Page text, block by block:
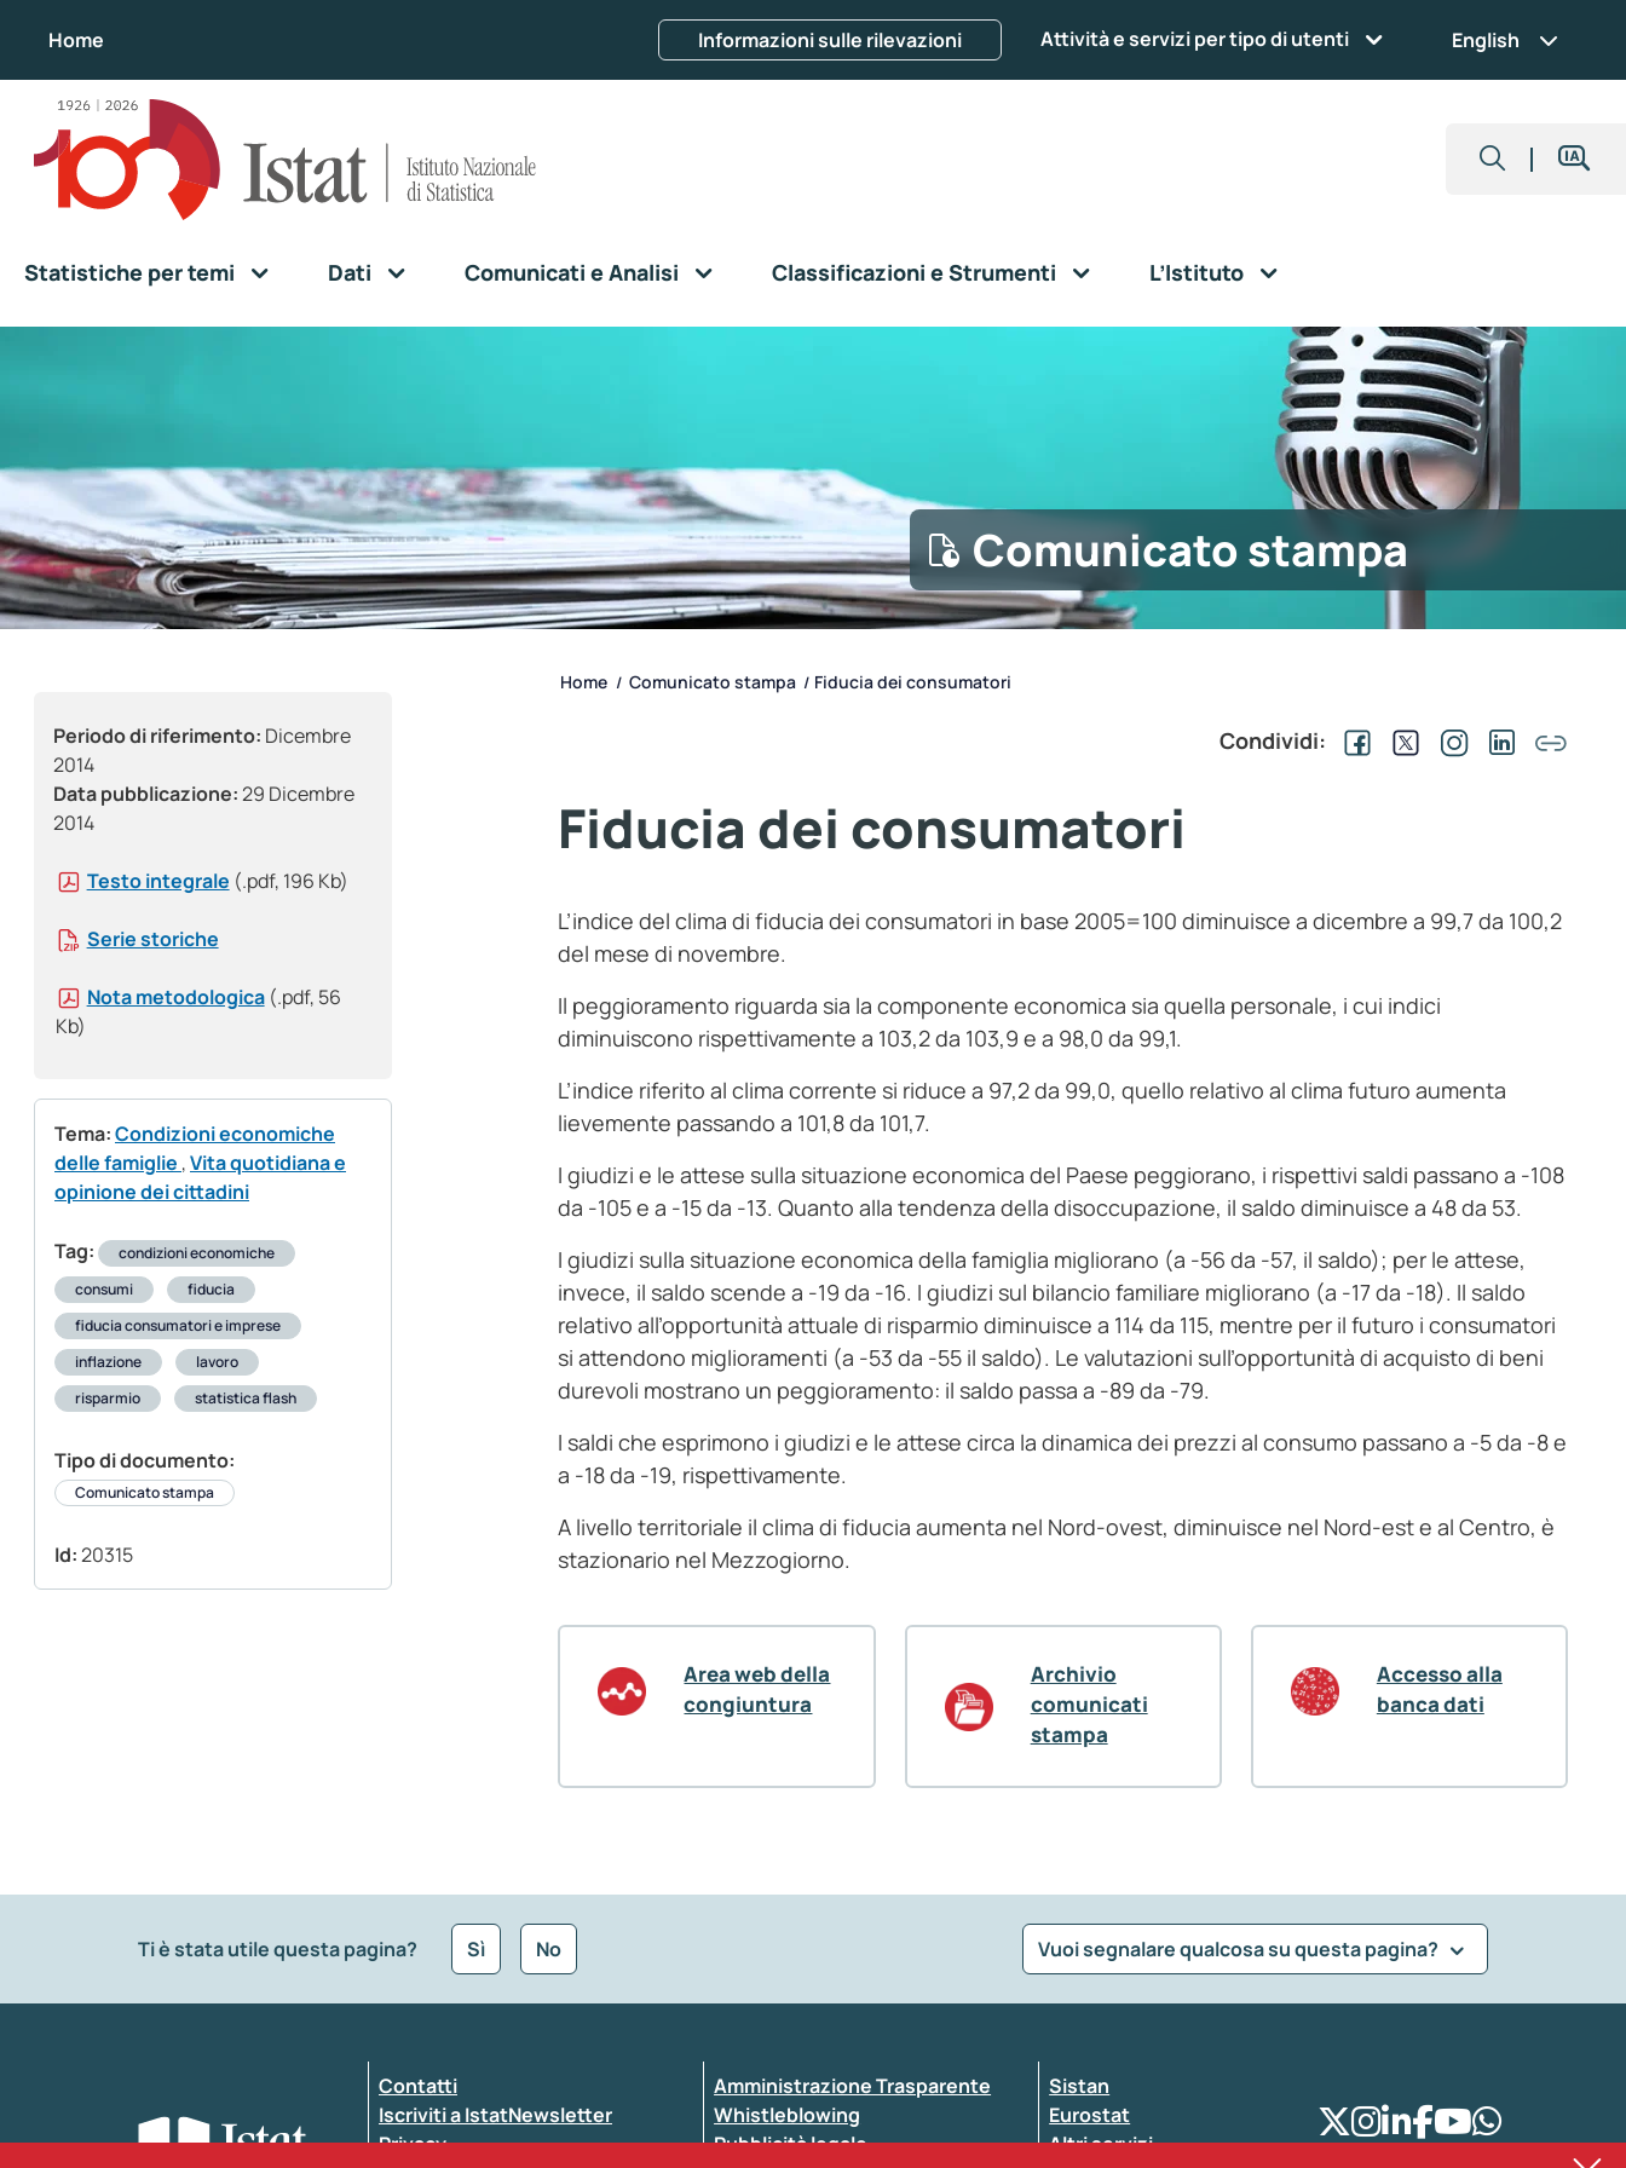
Home Informazioni sulle rilevazioni Attività e servizi per tipo di utenti English
Statistiche per temi Dati Comunicati e Analisi Classificazioni e Strumenti L’Istituto
Comunicato stampa
Periodo di riferimento: Dicembre
2014
Data pubblicazione:29 Dicembre
2014
Testo integrale (.pdf, 196 Kb)
Serie storiche
Nota metodologica (.pdf, 56
Kb)
Tema:Condizioni economiche
delle famiglie ,Vita quotidiana e
opinione dei cittadini
Tag:
condizioni economiche
consumi
fiducia
fiducia consumatori e imprese
inflazione
lavoro
risparmio
statistica flash
Tipo di documento:
Comunicato stampa
Id:20315
Home / Comunicato stampa / Fiducia dei consumatori
Condividi:
Fiducia dei consumatori
L’indice del clima di fiducia dei consumatori in base 2005=100 diminuisce a dicembre a 99,7 da 100,2
del mese di novembre.
Il peggioramento riguarda sia la componente economica sia quella personale, i cui indici
diminuiscono rispettivamente a 103,2 da 103,9 e a 98,0 da 99,1.
L’indice riferito al clima corrente si riduce a 97,2 da 99,0, quello relativo al clima futuro aumenta
lievemente passando a 101,8 da 101,7.
I giudizi e le attese sulla situazione economica del Paese peggiorano, i rispettivi saldi passano a -108
da -105 e a -15 da -13. Quanto alla tendenza della disoccupazione, il saldo diminuisce a 48 da 53.
I giudizi sulla situazione economica della famiglia migliorano (a -56 da -57, il saldo); per le attese,
invece, il saldo scende a -19 da -16. I giudizi sul bilancio familiare migliorano (a -17 da -18). Il saldo
relativo all’opportunità attuale di risparmio diminuisce a 114 da 115, mentre per il futuro i consumatori
si attendono miglioramenti (a -53 da -55 il saldo). Le valutazioni sull’opportunità di acquisto di beni
durevoli mostrano un peggioramento: il saldo passa a -89 da -79.
I saldi che esprimono i giudizi e le attese circa la dinamica dei prezzi al consumo passano a -5 da -8 e
a -18 da -19, rispettivamente.
A livello territoriale il clima di fiducia aumenta nel Nord-ovest, diminuisce nel Nord-est e al Centro, è
stazionario nel Mezzogiorno.
Area web della
congiuntura
Archivio
comunicati
stampa
Accesso alla
banca dati
Ti è stata utile questa pagina? Sì No Vuoi segnalare qualcosa su questa pagina?
Seleziona la tipologia della segnalazione
Inserisci il tuo commento
Contatti
Iscriviti a IstatNewsletter
Privacy
Amministrazione Trasparente
Whistleblowing
Pubblicità legale
Sistan
Eurostat
Altri servizi